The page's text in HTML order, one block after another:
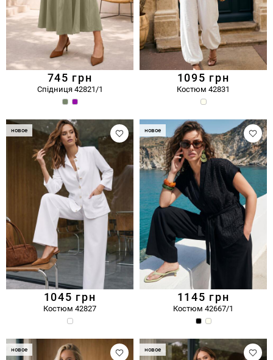
745 грн
Спідниця 42821/1
1095 грн
Костюм 42831
новое
1045 грн
Костюм 42827
новое
1145 грн
Костюм 42667/1
новое новое